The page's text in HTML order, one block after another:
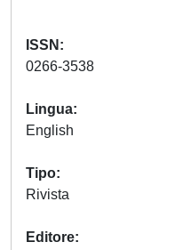
ISSN
Lingua
Tipo
Rivista
Editore